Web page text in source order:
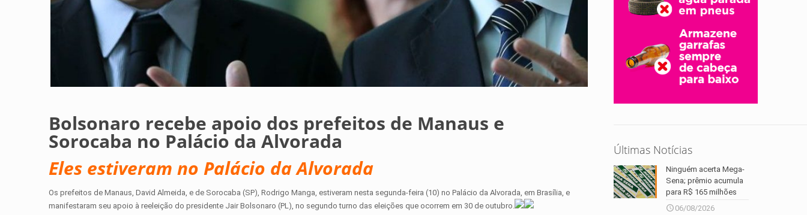
Bolsonaro recebe apoio dos prefeitos de Manaus e
Sorocaba no Palácio da Alvorada
Eles estiveram no Palácio da Alvorada
Os prefeitos de Manaus, David Almeida, e de Sorocaba (SP), Rodrigo Manga, estiveram nesta segunda-feira (10) no Palácio da Alvorada, em Brasília, e
manifestaram seu apoio à reeleição do presidente Jair Bolsonaro (PL), no segundo turno das eleições que ocorrem em 30 de outubro.
Últimas Notícias
Ninguém acerta Mega-
Sena; prêmio acumula
para R$ 165 milhões
06/08/2026